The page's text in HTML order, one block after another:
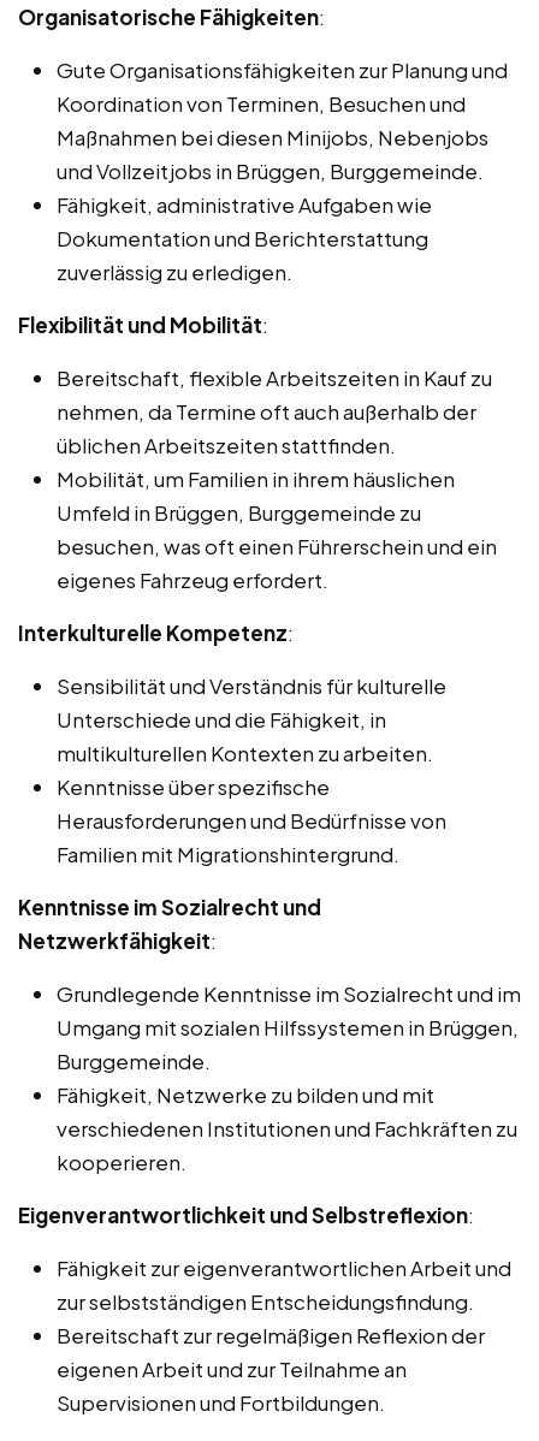
Organisatorische Fähigkeiten:
Gute Organisationsfähigkeiten zur Planung und
Koordination von Terminen, Besuchen und
Maßnahmen bei diesen Minijobs, Nebenjobs
und Vollzeitjobs in Brüggen, Burggemeinde.
Fähigkeit, administrative Aufgaben wie
Dokumentation und Berichterstattung
zuverlässig zu erledigen.
Flexibilität und Mobilität:
Bereitschaft, flexible Arbeitszeiten in Kauf zu
nehmen, da Termine oft auch außerhalb der
üblichen Arbeitszeiten stattfinden.
Mobilität, um Familien in ihrem häuslichen
Umfeld in Brüggen, Burggemeinde zu
besuchen, was oft einen Führerschein und ein
eigenes Fahrzeug erfordert.
Interkulturelle Kompetenz:
Sensibilität und Verständnis für kulturelle
Unterschiede und die Fähigkeit, in
multikulturellen Kontexten zu arbeiten.
Kenntnisse über spezifische
Herausforderungen und Bedürfnisse von
Familien mit Migrationshintergrund.
Kenntnisse im Sozialrecht und
Netzwerkfähigkeit:
Grundlegende Kenntnisse im Sozialrecht und im
Umgang mit sozialen Hilfssystemen in Brüggen,
Burggemeinde.
Fähigkeit, Netzwerke zu bilden und mit
verschiedenen Institutionen und Fachkräften zu
kooperieren.
Eigenverantwortlichkeit und Selbstreflexion:
Fähigkeit zur eigenverantwortlichen Arbeit und
zur selbstständigen Entscheidungsfindung.
Bereitschaft zur regelmäßigen Reflexion der
eigenen Arbeit und zur Teilnahme an
Supervisionen und Fortbildungen.